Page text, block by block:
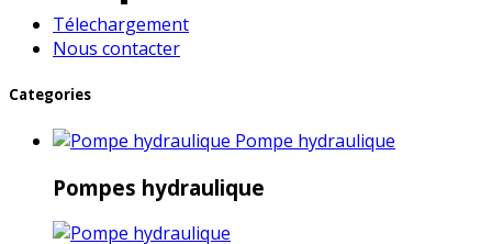
Télechargement
Nous contacter
Categories
Pompe hydraulique
Pompes hydraulique